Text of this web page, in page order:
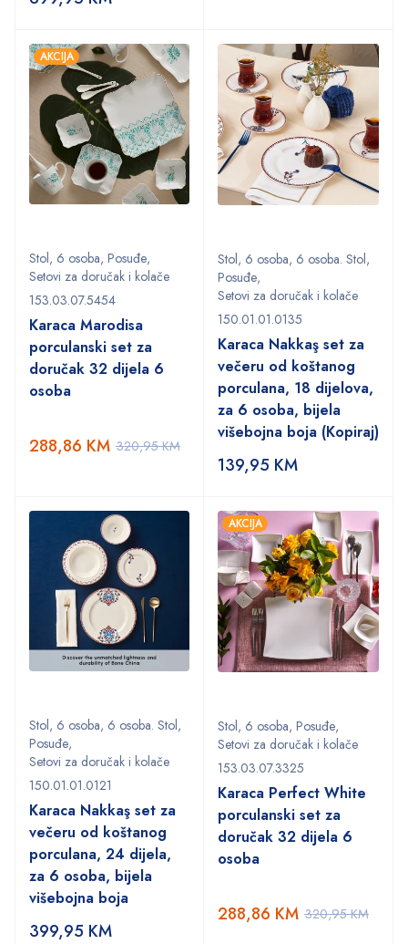
AKCIJA
Stol, 6 osoba, Posuđe,
Setovi za doručak i kolače
153.03.07.5454
Karaca Marodisa
porculanski set za
doručak 32 dijela 6
osoba
320,95KM
288,86 KM
Stol, 6 osoba, 6 osoba. Stol,
Posuđe,
Setovi za doručak i kolače
150.01.01.0135
Karaca Nakkaş set za
večeru od koštanog
porculana, 18 dijelova,
za 6 osoba, bijela
višebojna boja (Kopiraj)
139,95 KM
Stol, 6 osoba, 6 osoba. Stol,
Posuđe,
Setovi za doručak i kolače
150.01.01.0121
Karaca Nakkaş set za
večeru od koštanog
porculana, 24 dijela,
za 6 osoba, bijela
višebojna boja
399,95 KM
AKCIJA
Stol, 6 osoba, Posuđe,
Setovi za doručak i kolače
153.03.07.3325
Karaca Perfect White
porculanski set za
doručak 32 dijela 6
osoba
320,95KM
288,86 KM